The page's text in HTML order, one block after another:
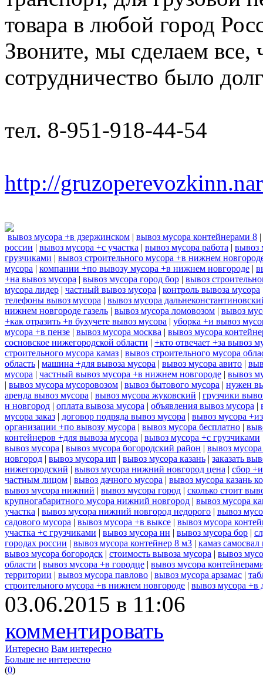
товара в любой город
Звоните, мы сделаем
сотрудничество было
тел. 8-951-918-44-54
http://
вывоз мусора +в дзержинском | вывоз мусора контейнерами 8 |
россии | вывоз мусора +с участка | вывоз мусора работа | вывоз
грузчиками | вывоз строительного мусора +в нижнем
мусора | компании +по вывозу мусора +в нижнем новгороде |
+на вывоз мусора | вывоз мусора город бор | вывоз
мусора лидер | частный вывоз мусора | контроль вывоза мусора
телефоны вывоз мусора | вывоз мусора
нижнем новгороде газель | вывоз мусора ломовозом | вывоз
+как отразить +в бухучете вывоз мусора | уборка +и вывоз
мусора +в пензе | вывоз мусора москва | вывоз мусора
сосновское нижегородской области | +кто отвечает +за вывоз
строительного мусора камаз | вывоз строительного мусора
область | машина +для вывоза мусора | вывоз мусора авито |
мусора | частный вывоз мусора +в нижнем новгороде | вывоз
| вывоз мусора мусоровозом | вывоз бытового мусора | нужен
аренда вывоз мусора | вывоз мусора жуковский | грузчики
н новгород | оплата вывоза мусора | объявления вывоз мусора |
мусора заказ | договор подряда вывоз мусора | вывоз мусора
организации +по вывозу мусора | вывоз мусора бесплатно |
контейнеров +для вывоза мусора | вывоз мусора +с грузчиками
вывоз мусора | вывоз мусора богородский район | вывоз
новгород | вывоз мусора ип | вывоз мусора казань | заказать
нижегородский | вывоз мусора нижний новгород цена | сбор
частным лицом | вывоз дачного мусора | вывоз мусора казань
вывоз мусора нижний | вывоз мусора город | сколько стоит
крупногабаритного мусора нижний новгород | вывоз мусора
участка | вывоз мусора нижний новгород недорого | вывоз
садового мусора | вывоз мусора +в выксе | вывоз мусора
участка +с грузчиками | вывоз мусора нн | вывоз мусора бор |
городах россии | вывоз мусора контейнер 8 м3 | камаз
вывоз мусора богородск | стоимость вывоза мусора | вывоз
области | вывоз мусора +в городце | вывоз мусора
территории | вывоз мусора павлово | вывоз мусора арзамас |
строительного мусора +в нижнем новгороде | вывоз мусора +в
03.06.2015 в 11:06
комментировать
Интересно Вам интересно
Больше не интересно
(0)